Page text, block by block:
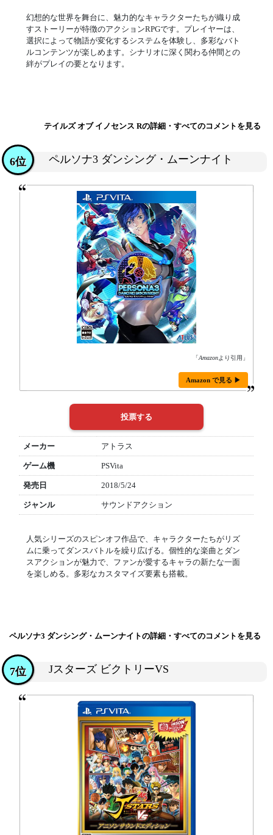
幻想的な世界を舞台に、魅力的なキャラクターたちが織り成
すストーリーが特徴のアクションRPGです。プレイヤーは、
選択によって物語が変化するシステムを体験し、多彩なバト
ルコンテンツが楽しめます。シナリオに深く関わる仲間との
絆がプレイの要となります。
テイルズ オブ イノセンス Rの詳細・すべてのコメントを見る
ペルソナ3 ダンシング・ムーンナイト
6位
「Amazonより引用」
Amazon で見る ▶
メーカー アトラス
ゲーム機 PSVita
発売日 2018/5/24
ジャンル サウンドアクション
人気シリーズのスピンオフ作品で、キャラクターたちがリズ
ムに乗ってダンスバトルを繰り広げる。個性的な楽曲とダン
スアクションが魅力で、ファンが愛するキャラの新たな一面
を楽しめる。多彩なカスタマイズ要素も搭載。
ペルソナ3 ダンシング・ムーンナイトの詳細・すべてのコメントを見る
Jスターズ ビクトリーVS
7位